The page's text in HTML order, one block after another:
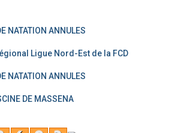
NATATION ANNULES
Ligue Nord-Est de la FCD
NATATION ANNULES
DE MASSENA